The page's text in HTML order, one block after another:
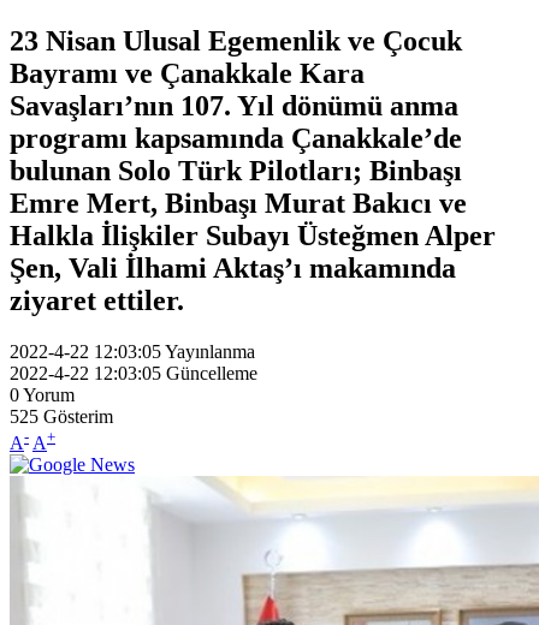
23 Nisan Ulusal Egemenlik ve Çocuk
Bayramı ve Çanakkale Kara
Savaşları’nın 107. Yıl dönümü anma
programı kapsamında Çanakkale’de
bulunan Solo Türk Pilotları; Binbaşı
Emre Mert, Binbaşı Murat Bakıcı ve
Halkla İlişkiler Subayı Üsteğmen Alper
Şen, Vali İlhami Aktaş’ı makamında
ziyaret ettiler.
2022-4-22 12:03:05Yayınlanma
2022-4-22 12:03:05 Güncelleme
0Yorum
525 Gösterim
A- A+